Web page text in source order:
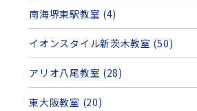
南海堺東駅教室 (4)
イオンスタイル新茨木教室 (50)
アリオ八尾教室 (28)
東大阪教室 (20)